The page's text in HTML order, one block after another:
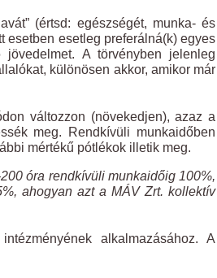
(értsd: egészségét, munka- és
esetben esetleg preferálná(k) egyes
A törvényben jelenleg
különösen akkor, amikor már
változzon (növekedjen), azaz a
meg. Rendkívüli munkaidőben
mértékű pótlékok illetik meg.
óra rendkívüli munkaidőig 100%,
ahogyan azt a MÁV Zrt. kollektív
alkalmazásához. A